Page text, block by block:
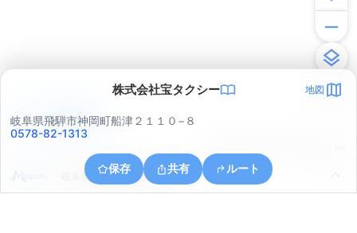
株式会社宝タクシー 地図
岐阜県飛騨市神岡町船津２１１０−８
0578-82-1313
保存 共有 ルート
岐阜県飛騨市神岡町寺林
アプリで見る